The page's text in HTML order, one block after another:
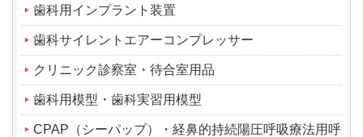
歯科用インプラント装置
歯科サイレントエアーコンプレッサー
クリニック診察室・待合室用品
歯科用模型・歯科実習用模型
CPAP（シーパップ）・経鼻的持続陽圧呼吸療法用呼